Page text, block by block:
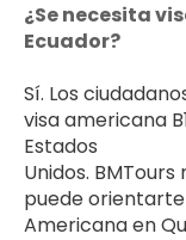
¿Se necesita
Ecuador?
Sí. Los
visa americana
Estados
Unidos.
puede
Americana en